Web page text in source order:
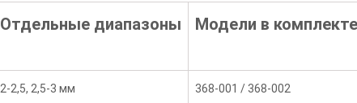
Отдельные диапазоны Модели в комплекте
2-2,5, 2,5-3 мм 368-001 / 368-002